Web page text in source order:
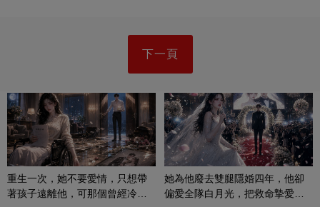
下一頁
重生一次，她不要愛情，只想帶
著孩子遠離他，可那個曾經冷漠
她為他廢去雙腿隱婚四年，他卻
偏愛全隊白月光，把救命摯愛當